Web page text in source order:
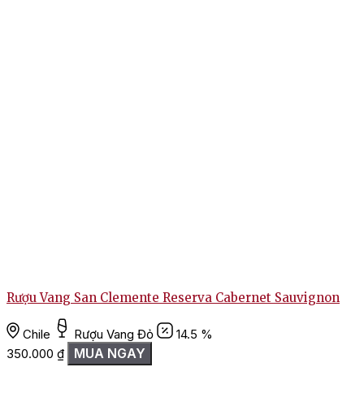
Rượu Vang San Clemente Reserva Cabernet Sauvignon
Chile Rượu Vang Đỏ
14.5 %
350.000 ₫ MUA NGAY